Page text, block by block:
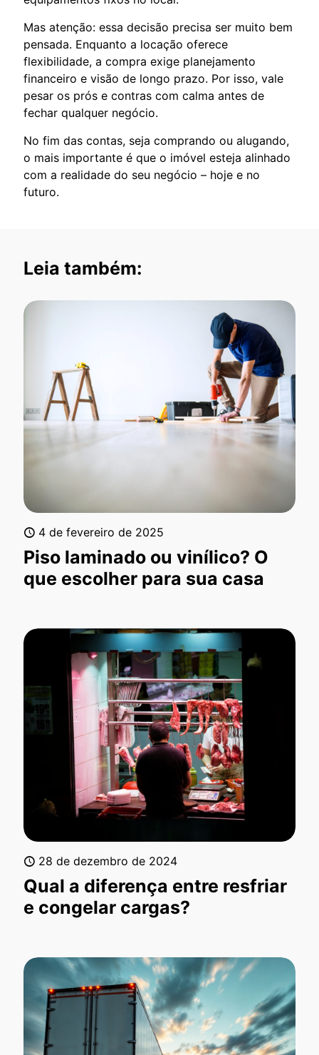
Mas atenção: essa decisão precisa ser muito bem
pensada. Enquanto a locação oferece
flexibilidade, a compra exige planejamento
financeiro e visão de longo prazo. Por isso, vale
pesar os prós e contras com calma antes de
fechar qualquer negócio.
No fim das contas, seja comprando ou alugando,
o mais importante é que o imóvel esteja alinhado
com a realidade do seu negócio – hoje e no
futuro.
Leia também:
4 de fevereiro de 2025
Piso laminado ou vinílico? O
que escolher para sua casa
28 de dezembro de 2024
Qual a diferença entre resfriar
e congelar cargas?